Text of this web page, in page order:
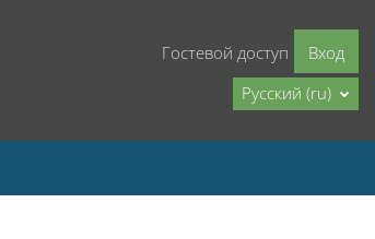
Гостевой доступ
Вход
Русский ‎(ru)‎